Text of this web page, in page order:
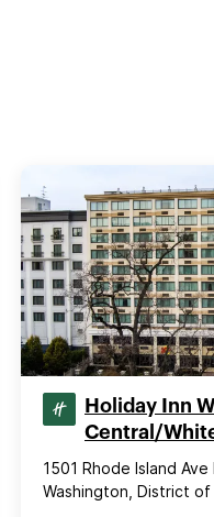
Holiday Inn
Central/
1501 Rhode Island Ave
Washington, District of